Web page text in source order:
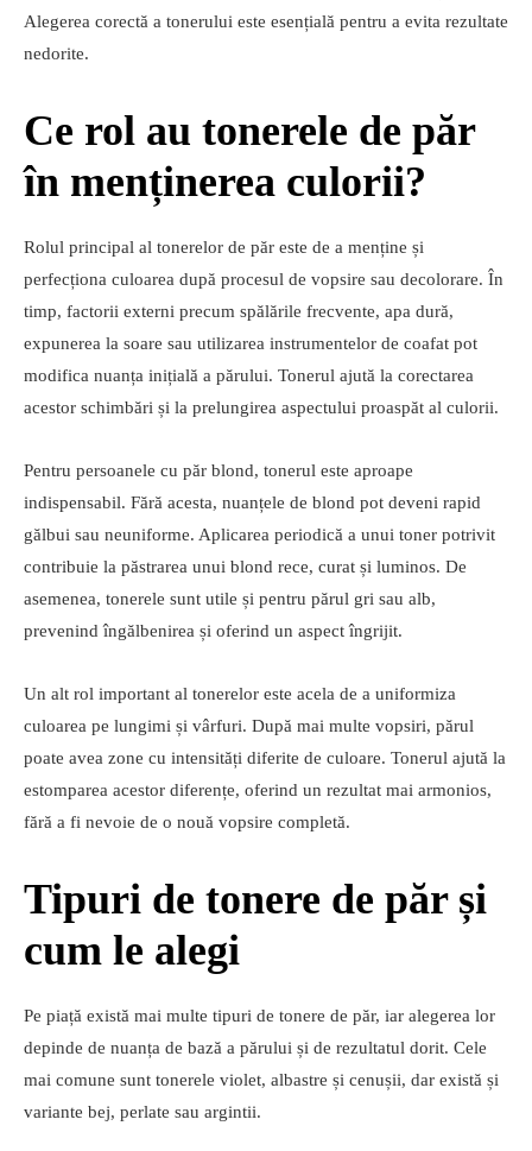
Alegerea corectă a tonerului este esențială pentru a evita rezultate
nedorite.
Ce rol au tonerele de păr
în menținerea culorii?
Rolul principal al tonerelor de păr este de a menține și
perfecționa culoarea după procesul de vopsire sau decolorare. În
timp, factorii externi precum spălările frecvente, apa dură,
expunerea la soare sau utilizarea instrumentelor de coafat pot
modifica nuanța inițială a părului. Tonerul ajută la corectarea
acestor schimbări și la prelungirea aspectului proaspăt al culorii.
Pentru persoanele cu păr blond, tonerul este aproape
indispensabil. Fără acesta, nuanțele de blond pot deveni rapid
gălbui sau neuniforme. Aplicarea periodică a unui toner potrivit
contribuie la păstrarea unui blond rece, curat și luminos. De
asemenea, tonerele sunt utile și pentru părul gri sau alb,
prevenind îngălbenirea și oferind un aspect îngrijit.
Un alt rol important al tonerelor este acela de a uniformiza
culoarea pe lungimi și vârfuri. După mai multe vopsiri, părul
poate avea zone cu intensități diferite de culoare. Tonerul ajută la
estomparea acestor diferențe, oferind un rezultat mai armonios,
fără a fi nevoie de o nouă vopsire completă.
Tipuri de tonere de păr și
cum le alegi
Pe piață există mai multe tipuri de tonere de păr, iar alegerea lor
depinde de nuanța de bază a părului și de rezultatul dorit. Cele
mai comune sunt tonerele violet, albastre și cenușii, dar există și
variante bej, perlate sau argintii.